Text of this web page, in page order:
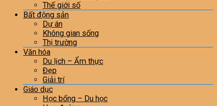
Thế giới số
Bất động sản
Dự án
Không gian sống
Thị trường
Văn hóa
Du lịch – Ẩm thực
Đẹp
Giải trí
Giáo dục
Học bổng – Du học